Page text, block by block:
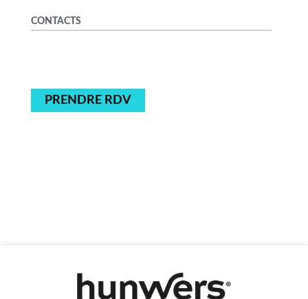
CONTACTS
PRENDRE RDV